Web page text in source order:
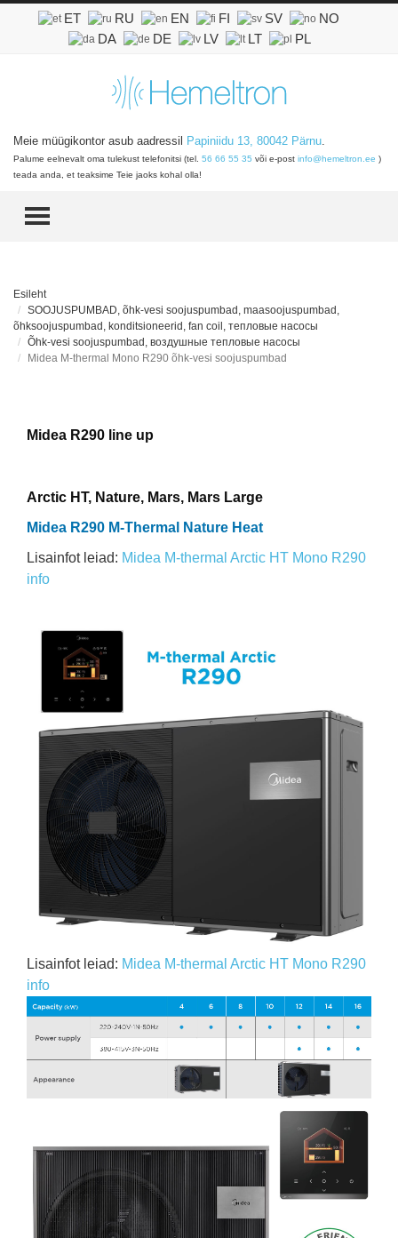
ET RU EN FI SV
NO
DA
DE LV LT PL
Meie müügikontor asub aadressil Papiniidu 13, 80042 Pärnu.
Palume eelnevalt oma tulekust telefonitsi (tel. 56 66 55 35 või e-post info@hemeltron.ee )
teada anda, et teaksime Teie jaoks kohal olla!
TOGGLE MENU
Esileht
SOOJUSPUMBAD, õhk-vesi soojuspumbad, maasoojuspumbad,
õhksoojuspumbad, konditsioneerid, fan coil, тепловые насосы
Õhk-vesi soojuspumbad, воздушные тепловые насосы
Midea M-thermal Mono R290 õhk-vesi soojuspumbad
Midea R290 line up
Arctic HT, Nature, Mars, Mars Large
Midea R290 M-Thermal Nature Heat
Lisainfot leiad: Midea M-thermal Arctic HT Mono R290
info
Lisainfot leiad: Midea M-thermal Arctic HT Mono R290
info